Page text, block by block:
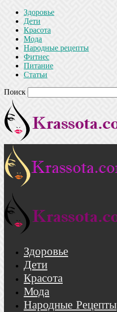
Здоровье
Дети
Красота
Мода
Народные рецепты
Фитнес
Питание
Статьи
Поиск
Здоровье
Дети
Красота
Мода
Народные Рецепты